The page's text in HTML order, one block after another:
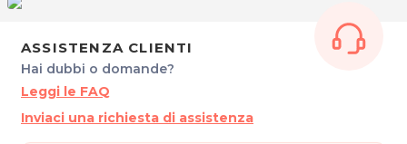
ASSISTENZA CLIENTI
Hai dubbi o domande?
Leggi le FAQ
Inviaci una richiesta di assistenza